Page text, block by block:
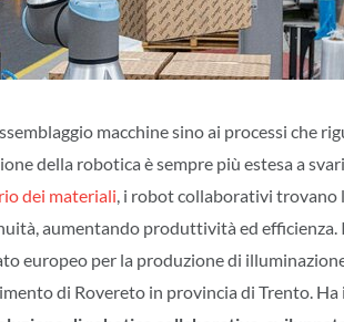
macchine sino ai processi che
della robotica è sempre più estesa a
dei materiali, i robot collaborativi trovano
aumentando produttività ed efficienza.
europeo per la produzione di
di Rovereto in provincia di Trento.